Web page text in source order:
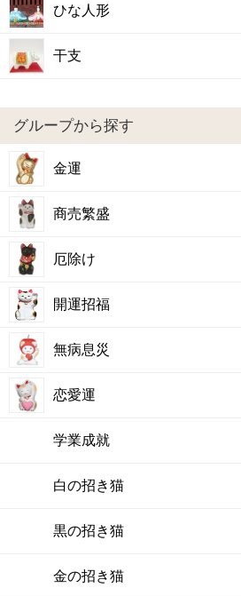
ひな人形
干支
グループから探す
金運
商売繁盛
厄除け
開運招福
無病息災
恋愛運
学業成就
白の招き猫
黒の招き猫
金の招き猫